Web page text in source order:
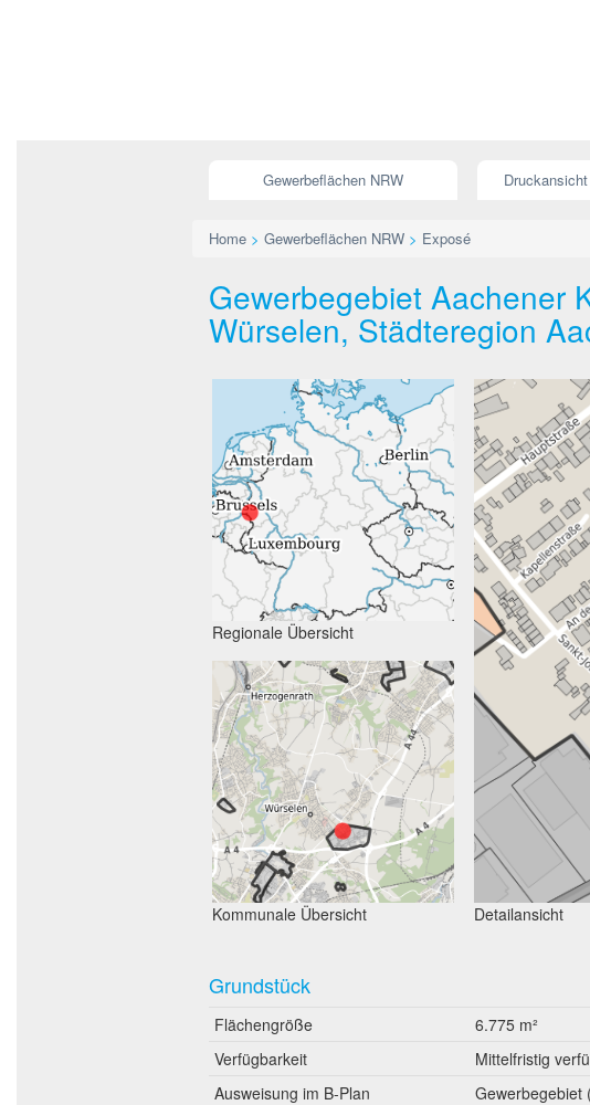
Gewerbeflächen NRW
Home > Gewerbeflächen NRW > Exposé
Gewerbegebiet Aachener
Würselen, Städteregion
Regionale Übersicht
Kommunale Übersicht Detailansicht
Grundstück
Flächengröße
6.775 m²
Verfügbarkeit
Mittelfristig
Ausweisung im B-Plan
Gewerbegebiet